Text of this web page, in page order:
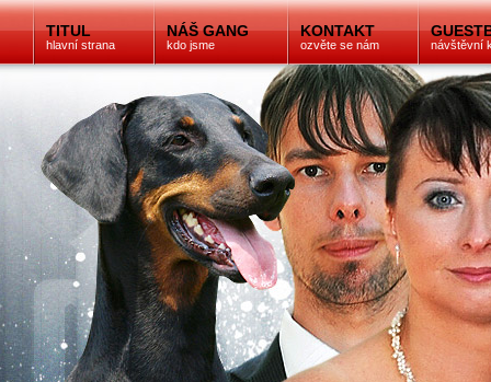
TITUL
hlavní strana
NÁŠ GANG
kdo jsme
KONTAKT
ozvěte se nám návštěvní